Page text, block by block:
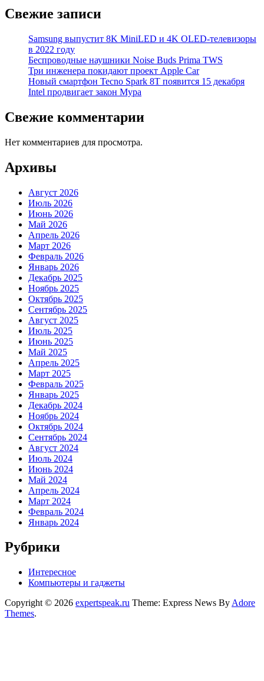
Свежие записи
Samsung выпустит 8K MiniLED и 4K OLED-телевизоры
в 2022 году
Беспроводные наушники Noise Buds Prima TWS
Три инженера покидают проект Apple Car
Новый смартфон Tecno Spark 8T появится 15 декабря
Intel продвигает закон Мура
Свежие комментарии
Нет комментариев для просмотра.
Архивы
Август 2026
Июль 2026
Июнь 2026
Май 2026
Апрель 2026
Март 2026
Февраль 2026
Январь 2026
Декабрь 2025
Ноябрь 2025
Октябрь 2025
Сентябрь 2025
Август 2025
Июль 2025
Июнь 2025
Май 2025
Апрель 2025
Март 2025
Февраль 2025
Январь 2025
Декабрь 2024
Ноябрь 2024
Октябрь 2024
Сентябрь 2024
Август 2024
Июль 2024
Июнь 2024
Май 2024
Апрель 2024
Март 2024
Февраль 2024
Январь 2024
Рубрики
Интересное
Компьютеры и гаджеты
Copyright © 2026 expertspeak.ru Theme: Express News By Adore
Themes.